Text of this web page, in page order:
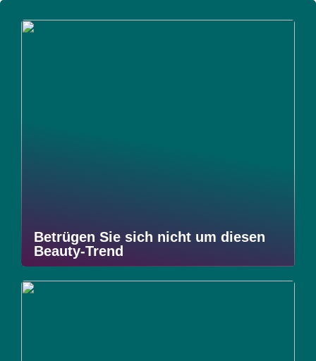
Betrügen Sie sich nicht um diesen
Beauty-Trend